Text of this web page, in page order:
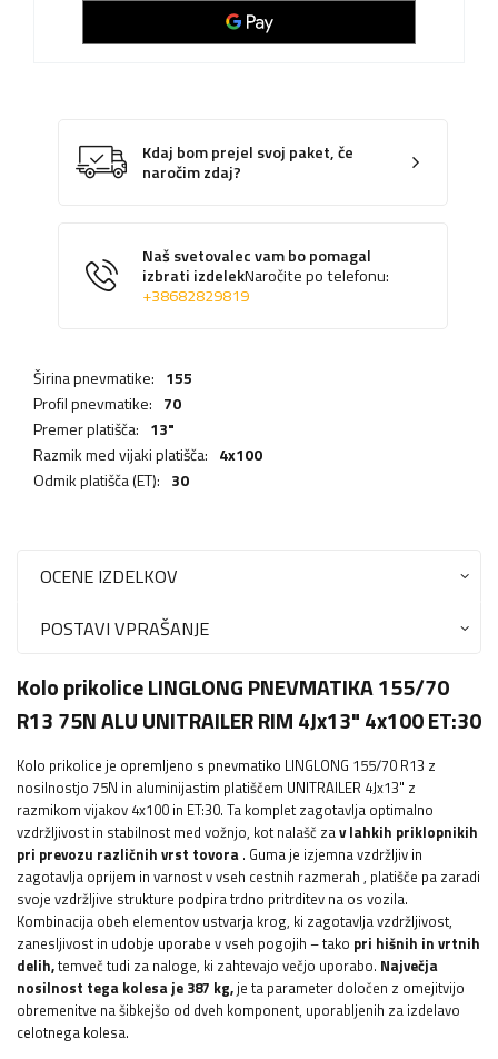
Kdaj bom prejel svoj paket, če
naročim zdaj?
Naš svetovalec vam bo pomagal
izbrati izdelekNaročite po telefonu:
+38682829819
Širina pnevmatike: 155
Profil pnevmatike: 70
Premer platišča: 13"
Razmik med vijaki platišča: 4x100
Odmik platišča (ET): 30
OCENE IZDELKOV
POSTAVI VPRAŠANJE
Kolo prikolice LINGLONG PNEVMATIKA 155/70
R13 75N ALU UNITRAILER RIM 4Jx13" 4x100 ET:30
Kolo prikolice je opremljeno s pnevmatiko LINGLONG 155/70 R13 z
nosilnostjo 75N in aluminijastim platiščem UNITRAILER 4Jx13" z
razmikom vijakov 4x100 in ET:30. Ta komplet zagotavlja optimalno
vzdržljivost in stabilnost med vožnjo, kot nalašč zav lahkih priklopnikih
pri prevozu različnih vrst tovora . Guma je izjemnavzdržljiv in
zagotavlja oprijem in varnostv vseh cestnih razmerah , platišče pa zaradi
svoje vzdržljive strukture podpira trdno pritrditev na os vozila.
Kombinacija obeh elementov ustvarja krog, ki zagotavlja vzdržljivost,
zanesljivost in udobje uporabe v vseh pogojih – tako pri hišnih in vrtnih
delih,temveč tudi za naloge, ki zahtevajo večjo uporabo. Največja
nosilnost tega kolesa je 387 kg,je ta parameter določen z omejitvijo
obremenitve na šibkejšo od dveh komponent, uporabljenih za izdelavo
celotnega kolesa.